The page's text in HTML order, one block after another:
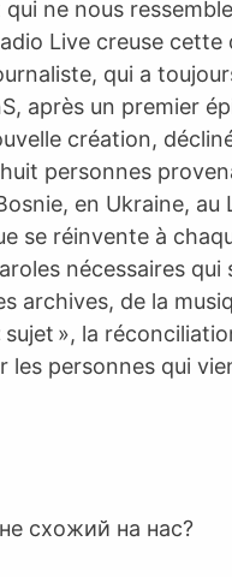
ne nous
Live creuse cette
qui a
après un premier
création,
personnes
en Ukraine, au
se réinvente à
nécessaires qui
archives, de la
sujet », la
les personnes qui
схожий на нас?